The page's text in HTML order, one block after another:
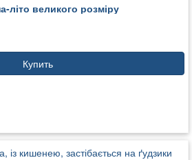
літо великого розміру
Купить